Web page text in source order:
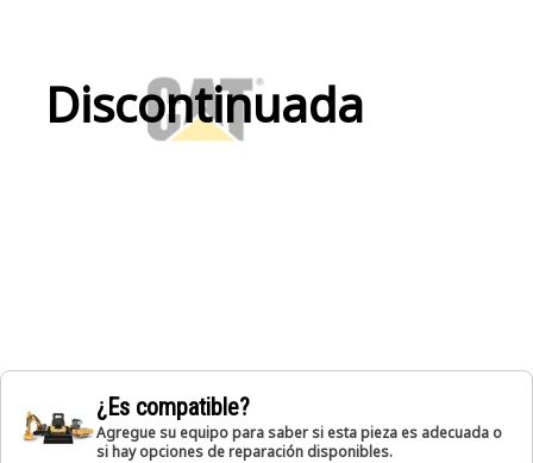
Discontinuada
¿Es compatible?
Agregue su equipo para saber si esta pieza es adecuada o
si hay opciones de reparación disponibles.